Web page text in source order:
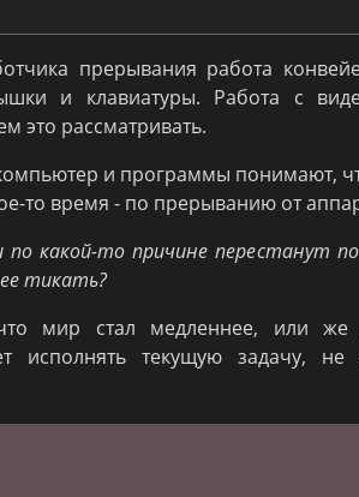
прерывания работа
и клавиатуры. Работа с
это рассматривать.
и программы понимают,
то время - по прерыванию от
какой-то причине перестанут
тикать?
мир стал медленнее, или
исполнять текущую задачу,